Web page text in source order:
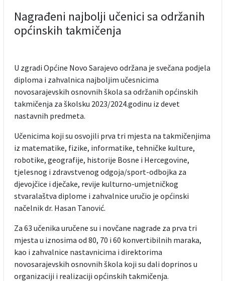
Nagrađeni najbolji učenici sa održanih
općinskih takmičenja
U zgradi Općine Novo Sarajevo održana je svečana podjela
diploma i zahvalnica najboljim učesnicima
novosarajevskih osnovnih škola sa održanih općinskih
takmičenja za školsku 2023/2024.godinu iz devet
nastavnih predmeta.
Učenicima koji su osvojili prva tri mjesta na takmičenjima
iz matematike, fizike, informatike, tehničke kulture,
robotike, geografije, historije Bosne i Hercegovine,
tjelesnog i zdravstvenog odgoja/sport-odbojka za
djevojčice i dječake, revije kulturno-umjetničkog
stvaralaštva diplome i zahvalnice uručio je općinski
načelnik dr. Hasan Tanović.
Za 63 učenika uručene su i novčane nagrade za prva tri
mjesta u iznosima od 80, 70 i 60 konvertibilnih maraka,
kao i zahvalnice nastavnicima i direktorima
novosarajevskih osnovnih škola koji su dali doprinos u
organizaciji i realizaciji općinskih takmičenja.